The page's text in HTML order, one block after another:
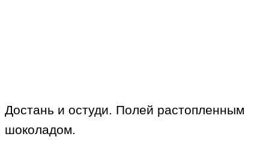
Достань и остуди. Полей растопленным
шоколадом.